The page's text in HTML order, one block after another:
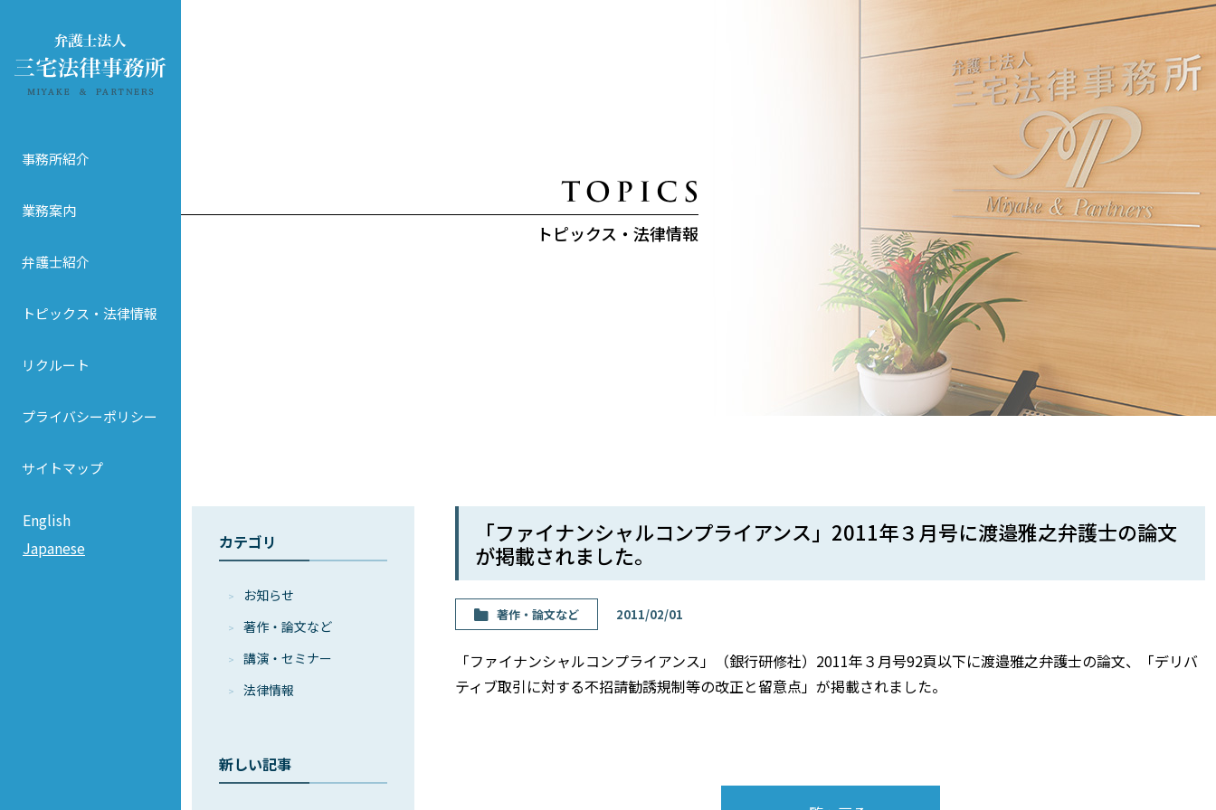
事務所紹介
業務案内
弁護士紹介
トピックス・法律情報
リクルート
プライバシーポリシー
サイトマップ
English
Japanese
トピックス・法律情報
カテゴリ
お知らせ
著作・論⽂など
講演・セミナー
法律情報
新しい記事
「ファイナンシャルコンプライアンス」2011年３月号に渡邉雅之弁護士の論文
が掲載されました。
著作・論⽂など 2011/02/01
「ファイナンシャルコンプライアンス」（銀行研修社）2011年３月号92頁以下に渡邉雅之弁護士の論文、「デリバ
ティブ取引に対する不招請勧誘規制等の改正と留意点」が掲載されました。